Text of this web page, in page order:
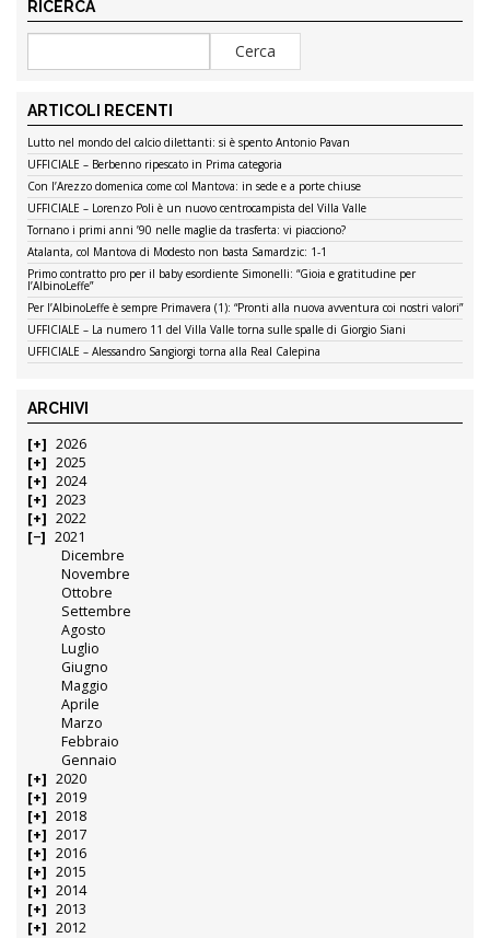
RICERCA
ARTICOLI RECENTI
Lutto nel mondo del calcio dilettanti: si è spento Antonio Pavan
UFFICIALE – Berbenno ripescato in Prima categoria
Con l’Arezzo domenica come col Mantova: in sede e a porte chiuse
UFFICIALE – Lorenzo Poli è un nuovo centrocampista del Villa Valle
Tornano i primi anni ’90 nelle maglie da trasferta: vi piacciono?
Atalanta, col Mantova di Modesto non basta Samardzic: 1-1
Primo contratto pro per il baby esordiente Simonelli: “Gioia e gratitudine per
l’AlbinoLeffe”
Per l’AlbinoLeffe è sempre Primavera (1): “Pronti alla nuova avventura coi nostri valori”
UFFICIALE – La numero 11 del Villa Valle torna sulle spalle di Giorgio Siani
UFFICIALE – Alessandro Sangiorgi torna alla Real Calepina
ARCHIVI
2026
2025
2024
2023
2022
2021
Dicembre
Novembre
Ottobre
Settembre
Agosto
Luglio
Giugno
Maggio
Aprile
Marzo
Febbraio
Gennaio
2020
2019
2018
2017
2016
2015
2014
2013
2012